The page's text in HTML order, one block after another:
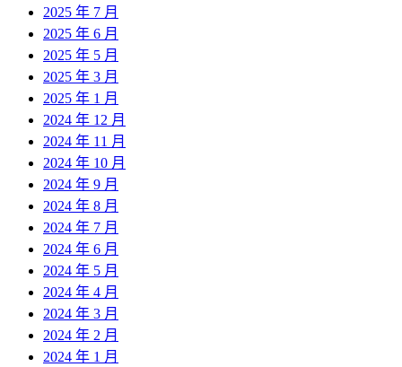
2025 年 7 月
2025 年 6 月
2025 年 5 月
2025 年 3 月
2025 年 1 月
2024 年 12 月
2024 年 11 月
2024 年 10 月
2024 年 9 月
2024 年 8 月
2024 年 7 月
2024 年 6 月
2024 年 5 月
2024 年 4 月
2024 年 3 月
2024 年 2 月
2024 年 1 月